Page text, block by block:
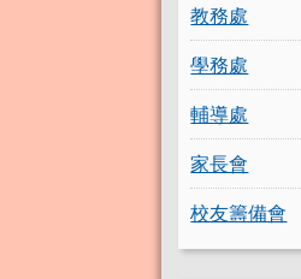
教務處
學務處
輔導處
家長會
校友籌備會